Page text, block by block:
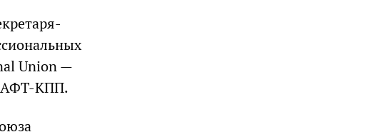
Union —
АФТ-КПП.